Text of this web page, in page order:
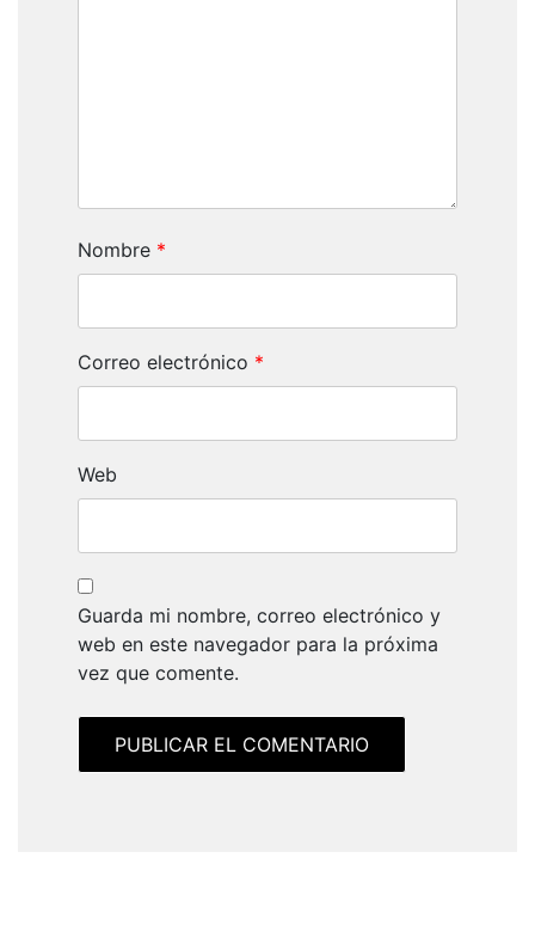
Nombre *
Correo electrónico *
Web
Guarda mi nombre, correo electrónico y
web en este navegador para la próxima
vez que comente.